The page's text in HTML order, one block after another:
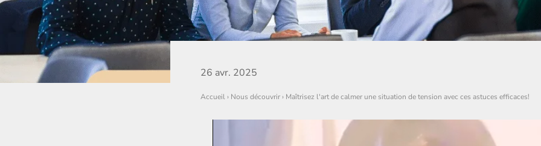
26 avr. 2025
Accueil› Nous découvrir› Maîtrisez l'art de calmer une situation de tension avec ces astuces efficaces!